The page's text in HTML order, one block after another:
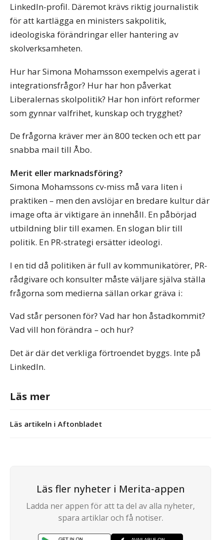
LinkedIn-profil. Däremot krävs riktig journalistik
för att kartlägga en ministers sakpolitik,
ideologiska förändringar eller hantering av
skolverksamheten.
Hur har Simona Mohamsson exempelvis agerat i
integrationsfrågor? Hur har hon påverkat
Liberalernas skolpolitik? Har hon infört reformer
som gynnar valfrihet, kunskap och trygghet?
De frågorna kräver mer än 800 tecken och ett par
snabba mail till Åbo.
Merit eller marknadsföring?
Simona Mohamssons cv-miss må vara liten i
praktiken – men den avslöjar en bredare kultur där
image ofta är viktigare än innehåll. En påbörjad
utbildning blir till examen. En slogan blir till
politik. En PR-strategi ersätter ideologi.
I en tid då politiken är full av kommunikatörer, PR-
rådgivare och konsulter måste väljare själva ställa
frågorna som medierna sällan orkar gräva i:
Vad står personen för? Vad har hon åstadkommit?
Vad vill hon förändra – och hur?
Det är där det verkliga förtroendet byggs. Inte på
LinkedIn.
Läs mer
Läs artikeln i Aftonbladet
Läs fler nyheter i Merita-appen
Ladda ner appen för att ta del av alla nyheter,
spara artiklar och få notiser.